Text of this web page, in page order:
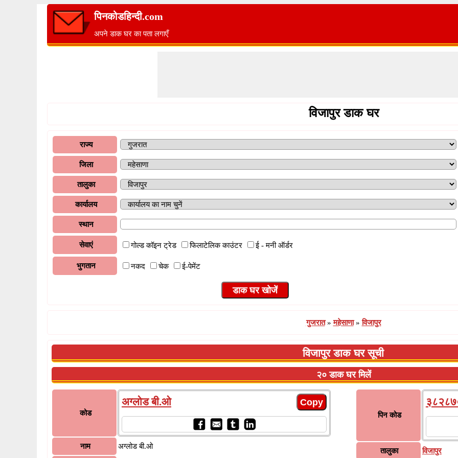
पिनकोडहिन्दी.com
अपने डाक घर का पता लगाएँ
विजापुर डाक घर
राज्य
जिला
तालुका
कार्यालय
स्थान
सेवाएं गोल्ड कॉइन ट्रेड फिलाटेलिक काउंटर ई - मनी ऑर्डर
भुगतान नकद चेक ई-पेमेंट
गुजरात » महेसाणा » विजापुर
विजापुर डाक घर सूची
२० डाक घर मिलें
कोड
अग्लोड बी.ओ
नाम अग्लोड बी.ओ
पिन कोड
तालुका विजापुर